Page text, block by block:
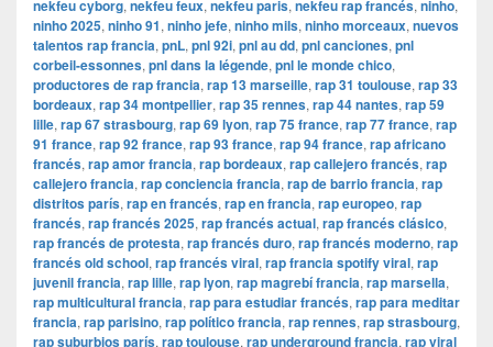
nekfeu cyborg, nekfeu feux, nekfeu paris, nekfeu rap francés, ninho,
ninho 2025, ninho 91, ninho jefe, ninho mils, ninho morceaux, nuevos
talentos rap francia, pnL, pnl 92i, pnl au dd, pnl canciones, pnl
corbeil-essonnes, pnl dans la légende, pnl le monde chico,
productores de rap francia, rap 13 marseille, rap 31 toulouse, rap 33
bordeaux, rap 34 montpellier, rap 35 rennes, rap 44 nantes, rap 59
lille, rap 67 strasbourg, rap 69 lyon, rap 75 france, rap 77 france, rap
91 france, rap 92 france, rap 93 france, rap 94 france, rap africano
francés, rap amor francia, rap bordeaux, rap callejero francés, rap
callejero francia, rap conciencia francia, rap de barrio francia, rap
distritos parís, rap en francés, rap en francia, rap europeo, rap
francés, rap francés 2025, rap francés actual, rap francés clásico,
rap francés de protesta, rap francés duro, rap francés moderno, rap
francés old school, rap francés viral, rap francia spotify viral, rap
juvenil francia, rap lille, rap lyon, rap magrebí francia, rap marsella,
rap multicultural francia, rap para estudiar francés, rap para meditar
francia, rap parisino, rap político francia, rap rennes, rap strasbourg,
rap suburbios parís, rap toulouse, rap underground francia, rap viral